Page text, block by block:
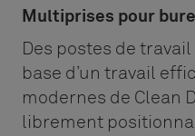
Multiprises pour
Des postes de
base d’un travail
modernes de Clean
librement